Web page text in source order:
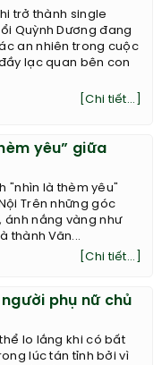
trở thành single
Quỳnh Dương đang
an nhiên trong cuộc
lạc quan bên con
[Chi tiết...]
yêu” giữa
"nhìn là thèm yêu"
Trên những góc
ánh nắng vàng như
thành Văn...
[Chi tiết...]
phụ nữ chủ
lo lắng khi có bất
lúc tán tỉnh bởi vì